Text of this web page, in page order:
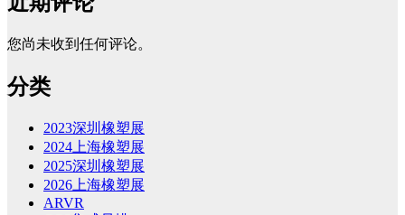
您尚未收到任何评论。
分类
2023深圳橡塑展
2024上海橡塑展
2025深圳橡塑展
2026上海橡塑展
ARVR